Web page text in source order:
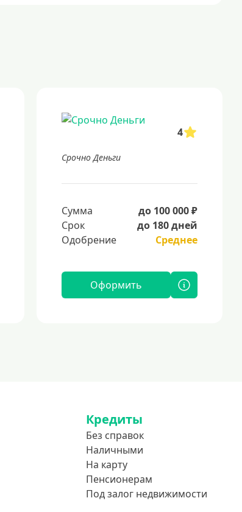
4
Срочно Деньги
Сумма
до 100 000 ₽
Срок
до 180 дней
Одобрение
Среднее
Оформить
Кредиты
Без справок
Наличными
На карту
Пенсионерам
Под залог недвижимости